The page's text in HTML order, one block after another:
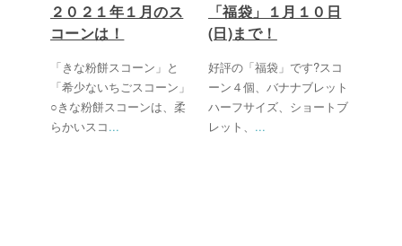
２０２１年１月のス
コーンは！
「きな粉餅スコーン」と
「希少ないちごスコーン」
○きな粉餅スコーンは、柔
らかいスコ...
「福袋」１月１０日
(日)まで！
好評の「福袋」です?スコ
ーン４個、バナナブレット
ハーフサイズ、ショートブ
レット、 ...